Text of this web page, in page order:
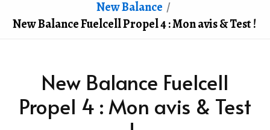
New Balance
New Balance Fuelcell Propel 4 : Mon avis & Test !
New Balance Fuelcell
Propel 4 : Mon avis & Test